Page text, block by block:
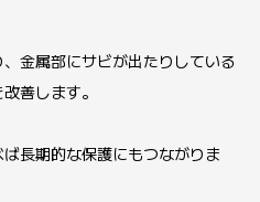
金属部にサビが出たりしている
善します。
長期的な保護にもつながりま